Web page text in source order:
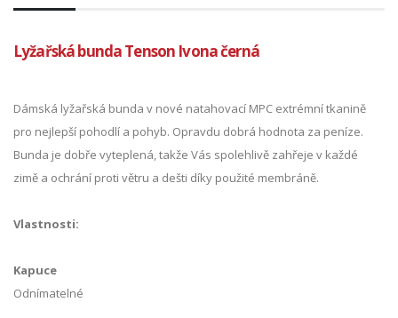
Lyžařská bunda Tenson Ivona černá
Dámská lyžařská bunda v nové natahovací MPC extrémní tkanině
pro nejlepší pohodlí a pohyb. Opravdu dobrá hodnota za peníze.
Bunda je dobře vyteplená, takže Vás spolehlivě zahřeje v každé
zimě a ochrání proti větru a dešti díky použité membráně.
Vlastnosti:
Kapuce
Odnímatelné